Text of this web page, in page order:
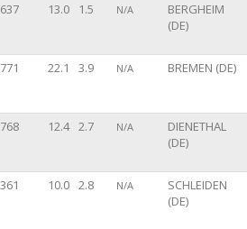
13.0 1.5 N/A
BERGHEIM
(DE)
22.1 3.9 N/A BREMEN (DE)
12.4 2.7 N/A
DIENETHAL
(DE)
10.0 2.8 N/A
SCHLEIDEN
(DE)